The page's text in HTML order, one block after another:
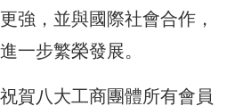
強，並與國際社會合作，
一步繁榮發展。
賀八大工商團體所有會員